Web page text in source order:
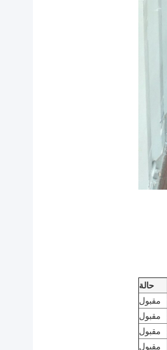
حالة
مقبول
مقبول
مقبول
مقبول